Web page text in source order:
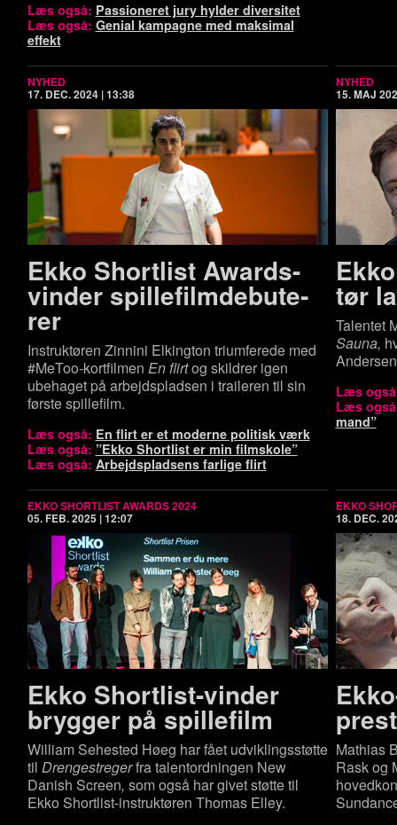
Læs også: Passioneret jury hylder diversitet
Læs også: Genial kampagne med maksimal
effekt
NYHED
17. DEC. 2024 | 13:38
Ekko Shortlist Awards-
vinder spil­le­film­de­bu­te­
rer
Instruktøren Zinnini Elkington triumferede med
#MeToo-kortfilmen En flirtog skildrer igen
ubehaget på arbejdspladsen i traileren til sin
første spillefilm.
Læs også: En flirt er et moderne politisk værk
Læs også: ”Ekko Shortlist er min filmskole”
Læs også: Arbejdspladsens farlige flirt
NYHED
15. MAJ
tør
Talentet
Sauna,
Læs
Læs
mand”
EKKO SHORTLIST AWARDS 2024
05. FEB. 2025 | 12:07
Ekko Short­list-​vin­der
brygger på spillefilm
William Sehested Høeg har fået udviklingsstøtte
til Drengestregerfra talentordningen New
Danish Screen, som også har givet støtte til
Ekko Shortlist-instruktøren Thomas Elley.
EKKO
18. DEC.
Mathias
Rask og